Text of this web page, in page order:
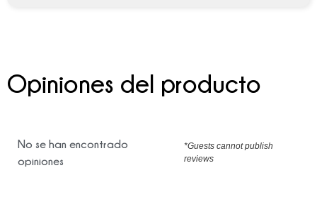
Opiniones del producto
No se han encontrado
opiniones
*Guests cannot publish
reviews